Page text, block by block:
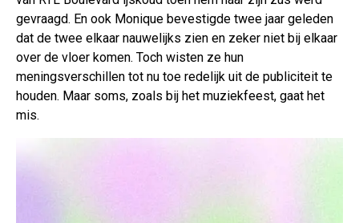
gevraagd. En ook Monique bevestigde twee jaar geleden
dat de twee elkaar nauwelijks zien en zeker niet bij elkaar
over de vloer komen. Toch wisten ze hun
meningsverschillen tot nu toe redelijk uit de publiciteit te
houden. Maar soms, zoals bij het muziekfeest, gaat het
mis.